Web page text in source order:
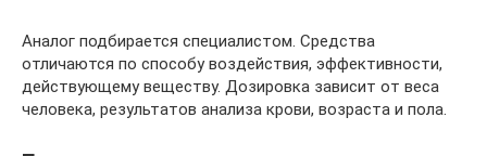
Аналог подбирается специалистом. Средства
отличаются по способу воздействия, эффективности,
действующему веществу. Дозировка зависит от веса
человека, результатов анализа крови, возраста и пола.